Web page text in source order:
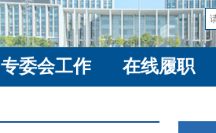
专委会工作 在线履职